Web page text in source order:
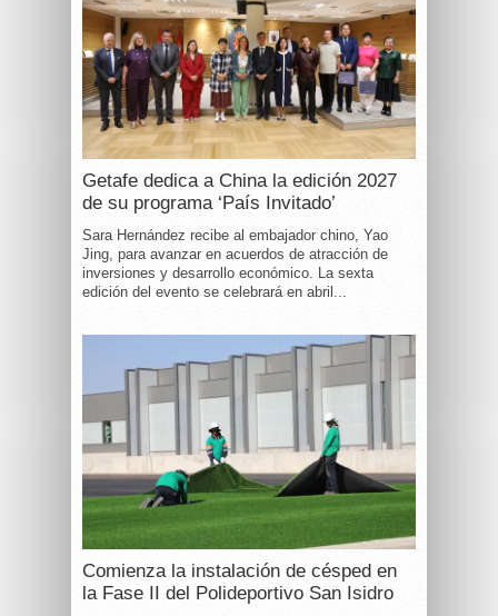
Getafe dedica a China la edición 2027
de su programa ‘País Invitado’
Sara Hernández recibe al embajador chino, Yao
Jing, para avanzar en acuerdos de atracción de
inversiones y desarrollo económico. La sexta
edición del evento se celebrará en abril...
Comienza la instalación de césped en
la Fase II del Polideportivo San Isidro